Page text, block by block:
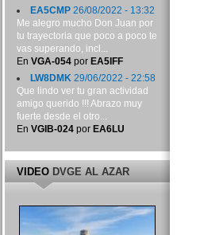
EA5CMP26/08/2022 - 13:32
Me alegro mucho Don Juan por
tu trayectoria que poco a poco te
vas superando, incl...
En VGA-054por EA5IFF
LW8DMK29/06/2022 - 22:58
Que lindo ver tu gran actividad
amigo querido !!! Abrazo muy
fuerte desde el otro...
En VGIB-024por EA6LU
VIDEODVGE AL AZAR